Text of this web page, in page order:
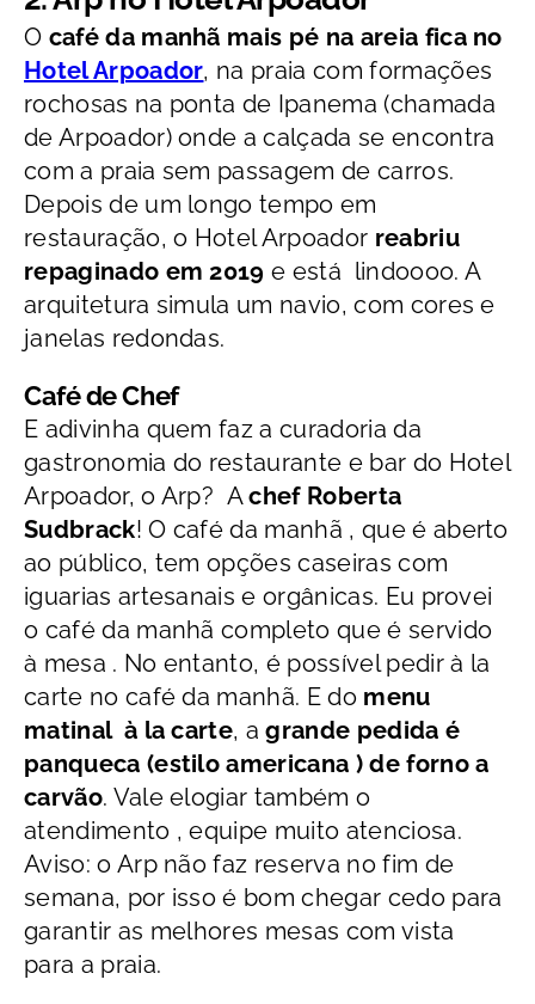
O café da manhã mais pé na areia fica no
Hotel Arpoador, na praia com formações
rochosas na ponta de Ipanema (chamada
de Arpoador) onde a calçada se encontra
com a praia sem passagem de carros.
Depois de um longo tempo em
restauração, o Hotel Arpoador reabriu
repaginado em 2019 e está lindoooo. A
arquitetura simula um navio, com cores e
janelas redondas.
Café de Chef
E adivinha quem faz a curadoria da
gastronomia do restaurante e bar do Hotel
Arpoador, o Arp? Achef Roberta
Sudbrack! O café da manhã , que é aberto
ao público, tem opções caseiras com
iguarias artesanais e orgânicas. Eu provei
o café da manhã completo que é servido
à mesa . No entanto, é possível pedir à la
carte no café da manhã. E do menu
matinal à la carte, agrande pedida é
panqueca (estilo americana ) de forno a
carvão. Vale elogiar também o
atendimento , equipe muito atenciosa.
Aviso: o Arp não faz reserva no fim de
semana, por isso é bom chegar cedo para
garantir as melhores mesas com vista
para a praia.